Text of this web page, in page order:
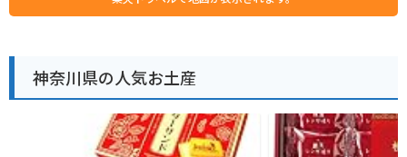
神奈川県の人気お土産